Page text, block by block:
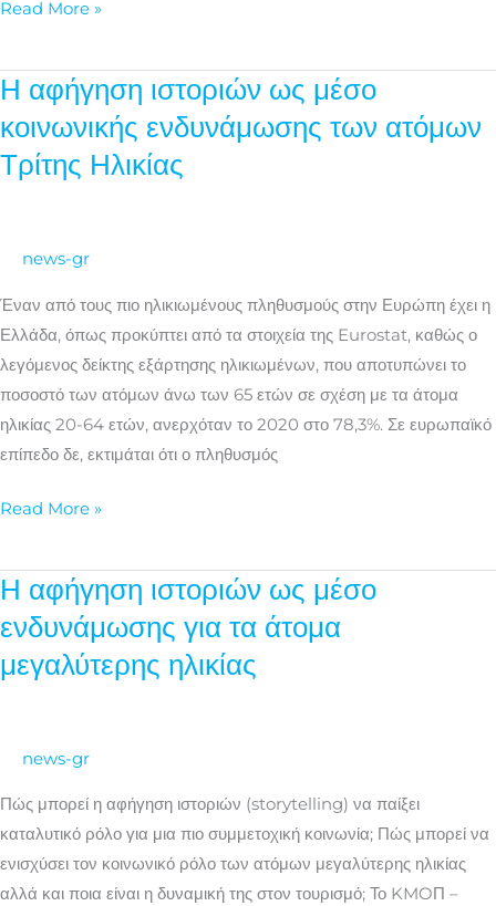
Read More »
Η αφήγηση ιστοριών ως μέσο
κοινωνικής ενδυνάμωσης των ατόμων
Τρίτης Ηλικίας
news-gr
Έναν από τους πιο ηλικιωμένους πληθυσμούς στην Ευρώπη έχει η
Ελλάδα, όπως προκύπτει από τα στοιχεία της Eurostat, καθώς ο
λεγόμενος δείκτης εξάρτησης ηλικιωμένων, που αποτυπώνει το
ποσοστό των ατόμων άνω των 65 ετών σε σχέση με τα άτομα
ηλικίας 20-64 ετών, ανερχόταν το 2020 στο 78,3%. Σε ευρωπαϊκό
επίπεδο δε, εκτιμάται ότι ο πληθυσμός
Η
ιστοριών
ως
ενδυνάμωσης
Read More »
Η αφήγηση ιστοριών ως μέσο
ενδυνάμωσης για τα άτομα
μεγαλύτερης ηλικίας
news-gr
Πώς μπορεί η αφήγηση ιστοριών (storytelling) να παίξει
καταλυτικό ρόλο για μια πιο συμμετοχική κοινωνία; Πώς μπορεί να
ενισχύσει τον κοινωνικό ρόλο των ατόμων μεγαλύτερης ηλικίας
αλλά και ποια είναι η δυναμική της στον τουρισμό; Το KMOΠ –
Η
αφήγηση
ιστοριών
ως
τα
άτομα
μεγαλύτερης
ηλικίας